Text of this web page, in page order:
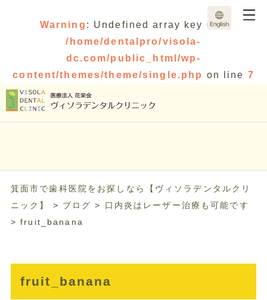
Warning : Undefined array key 0 in
/home/dentalpro/visola-
dc.com/public_html/wp-
content/themes/theme/single.php on line 7
箕面市で歯科医院をお探しなら【ヴィソラデンタルクリ
ニック】
> ブログ > 口内炎はレーザー治療も可能です
>fruit_banana
fruit_banana